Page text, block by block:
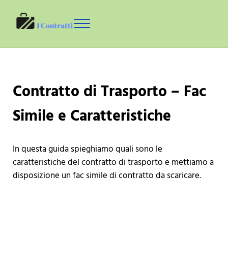
Guide sui Contratti con Fac Simile da Scaricare
Menu
Contratto di Trasporto – Fac
Simile e Caratteristiche
In questa guida spieghiamo quali sono le
caratteristiche del contratto di trasporto e mettiamo a
disposizione un fac simile di contratto da scaricare.